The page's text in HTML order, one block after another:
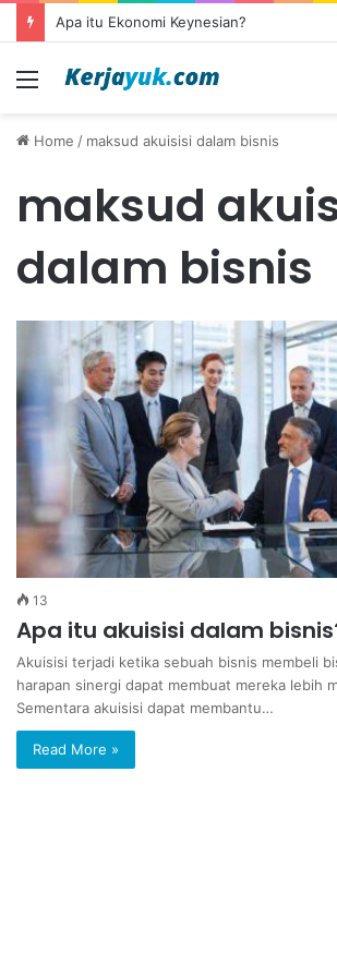
Apa itu Ekonomi Keynesian?
Menu
Home / maksud akuisisi dalam bisnis
maksud
dalam bisnis
13
Apa itu akuisisi dalam
Akuisisi terjadi ketika sebuah bisnis membeli
harapan sinergi dapat membuat mereka lebih
Sementara akuisisi dapat membantu…
Read More »